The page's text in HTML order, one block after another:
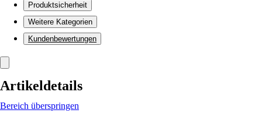
Produktsicherheit
Weitere Kategorien
Kundenbewertungen
Artikeldetails
Bereich überspringen